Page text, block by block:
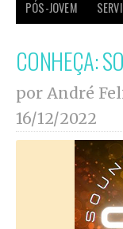
PÓS-JOVEM
CONHEÇA:
por André
16/12/2022